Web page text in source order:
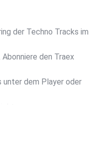
der Techno Tracks im
den Traex
dem Player oder
Podcasts 505: